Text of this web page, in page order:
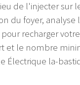
de l'injecter sur
du foyer, analyse
recharger
le nombre